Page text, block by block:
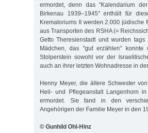
ermordet, denn das "Kalendarium
Birkenau 1939–1945" enthält für
Krematoriums II werden 2.000 jüdische
aus Transporten des RSHA (=
Getto Theresienstadt und wurden
Mädchen, das "gut erzählen"
Stolperstein sowohl vor der
auch an ihrer letzten Wohnadresse in der
Henny Meyer, die ältere Schwester
Heil- und Pflegeanstalt Langenhorn
ermordet. Sie fand in den
Angehörigen der Familie Meyer in den
© Gunhild Ohl-Hinz